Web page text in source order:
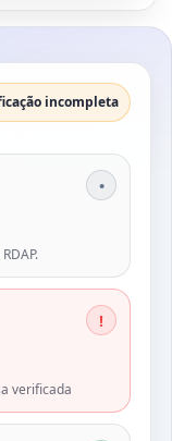
incompleta
verificada